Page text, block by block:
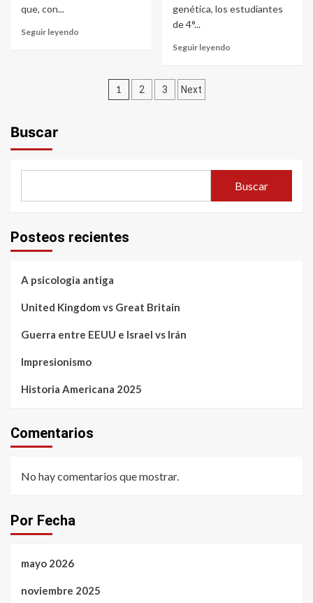
que, con...
Seguir leyendo
genética, los estudiantes
de 4°...
Seguir leyendoRead
Paginación
1 2 3 Next
Buscar
Buscar
Posteos recientes
A psicologia antiga
United Kingdom vs Great Britain
Guerra entre EEUU e Israel vs Irán
Impresionismo
Historia Americana 2025
Comentarios
No hay comentarios que mostrar.
Por Fecha
mayo 2026
noviembre 2025